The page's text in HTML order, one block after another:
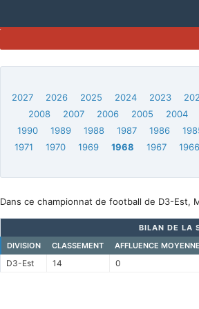
2027
2026 2025 2024 2023
2008
2007 2006 2005 2004
1990
1989 1988 1987 1986
1971
1970 1969 1968 1967 1966
Dans ce championnat de football de D3-Est,
BILAN DE LA
DIVISION
CLASSEMENT AFFLUENCE MOYENNE
D3-Est 14 0